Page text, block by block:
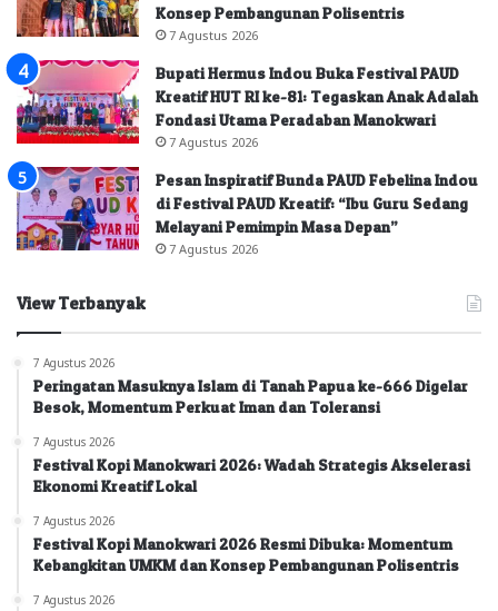
Konsep Pembangunan Polisentris
7 Agustus 2026
Bupati Hermus Indou Buka Festival PAUD
Kreatif HUT RI ke-81: Tegaskan Anak Adalah
Fondasi Utama Peradaban Manokwari
7 Agustus 2026
Pesan Inspiratif Bunda PAUD Febelina Indou
di Festival PAUD Kreatif: “Ibu Guru Sedang
Melayani Pemimpin Masa Depan”
7 Agustus 2026
View Terbanyak
7 Agustus 2026
Peringatan Masuknya Islam di Tanah Papua ke-666 Digelar
Besok, Momentum Perkuat Iman dan Toleransi
7 Agustus 2026
Festival Kopi Manokwari 2026: Wadah Strategis Akselerasi
Ekonomi Kreatif Lokal
7 Agustus 2026
Festival Kopi Manokwari 2026 Resmi Dibuka: Momentum
Kebangkitan UMKM dan Konsep Pembangunan Polisentris
7 Agustus 2026